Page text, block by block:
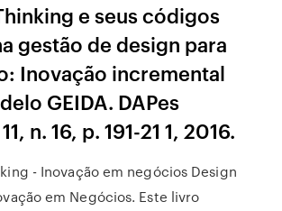
e seus códigos
gestão de design para
Inovação incremental
GEIDA. DAPes
n. 16, p. 191-21 1, 2016.
- Inovação em negócios Design
em Negócios. Este livro